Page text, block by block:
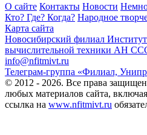
О сайте Контакты Новости
Кто? Где? Когда? Народное
Карта сайта
Новосибирский филиал
вычислительной техники АН
info@nfitmivt.ru
Телеграм-группа «Филиал,
© 2012 - 2026. Все права
любых материалов сайта,
ссылка на www.nfitmivt.ru